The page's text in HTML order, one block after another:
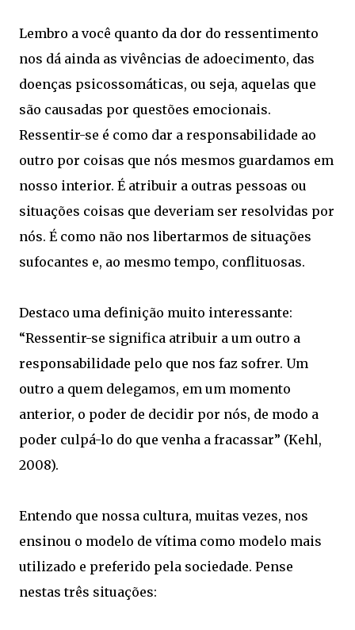
Lembro a você quanto da dor do ressentimento
nos dá ainda as vivências de adoecimento, das
doenças psicossomáticas, ou seja, aquelas que
são causadas por questões emocionais.
Ressentir-se é como dar a responsabilidade ao
outro por coisas que nós mesmos guardamos em
nosso interior. É atribuir a outras pessoas ou
situações coisas que deveriam ser resolvidas por
nós. É como não nos libertarmos de situações
sufocantes e, ao mesmo tempo, conflituosas.
Destaco uma definição muito interessante:
“Ressentir-se significa atribuir a um outro a
responsabilidade pelo que nos faz sofrer. Um
outro a quem delegamos, em um momento
anterior, o poder de decidir por nós, de modo a
poder culpá-lo do que venha a fracassar” (Kehl,
2008).
Entendo que nossa cultura, muitas vezes, nos
ensinou o modelo de vítima como modelo mais
utilizado e preferido pela sociedade. Pense
nestas três situações: